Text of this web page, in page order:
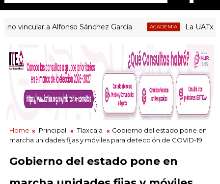
a Alfonso Sánchez García ACADEMIA La UATx
Home Principal Tlaxcala
Gobierno del estado pone en
marcha unidades fijas y móviles para detección de COVID-19
Gobierno del estado pone en